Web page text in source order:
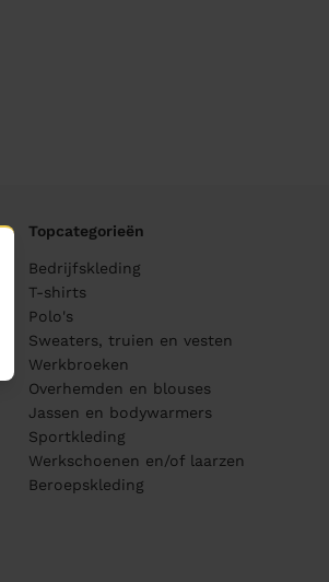
Topcategorieën
Bedrijfskleding
T-shirts
Polo's
Sweaters, truien en vesten
Werkbroeken
Overhemden en blouses
Jassen en bodywarmers
Sportkleding
Werkschoenen en/of laarzen
Beroepskleding